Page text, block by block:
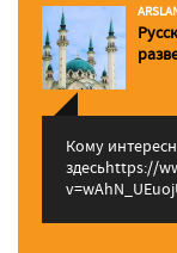
Кому
здесьhttps://